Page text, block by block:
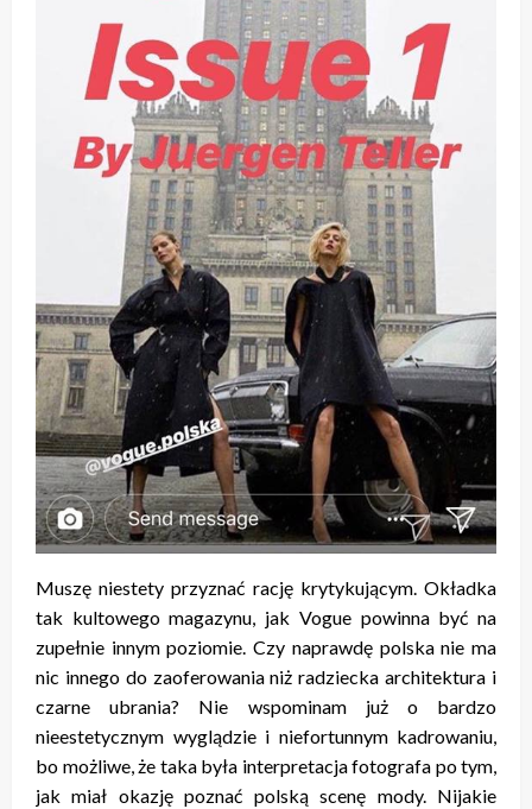
Muszę niestety przyznać rację krytykującym. Okładka
tak kultowego magazynu, jak Vogue powinna być na
zupełnie innym poziomie. Czy naprawdę polska nie ma
nic innego do zaoferowania niż radziecka architektura i
czarne ubrania? Nie wspominam już o bardzo
nieestetycznym wyglądzie i niefortunnym kadrowaniu,
bo możliwe, że taka była interpretacja fotografa po tym,
jak miał okazję poznać polską scenę mody. Nijakie